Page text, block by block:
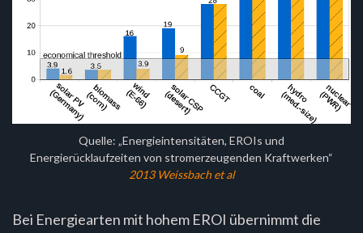
Quelle: „Energieintensitäten, EROIs und
Energierücklaufzeiten von stromerzeugenden Kraftwerken“
2013 Weissbach et al
Bei Energiearten mit hohem EROI übernimmt die